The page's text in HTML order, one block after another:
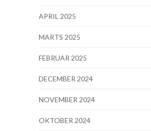
APRIL 2025
MARTS 2025
FEBRUAR 2025
DECEMBER 2024
NOVEMBER 2024
OKTOBER 2024